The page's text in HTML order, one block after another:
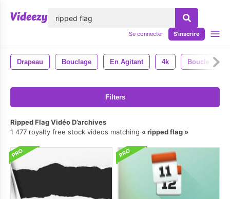
Se connecter S'inscrire
Drapeau Bouclage En Agitant 4k Boucle
Filters
Ripped Flag Vidéo D’archives
1 477 royalty free stock videos matching
ripped flag